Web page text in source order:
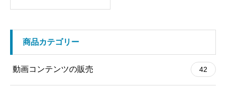
商品カテゴリー
動画コンテンツの販売 42